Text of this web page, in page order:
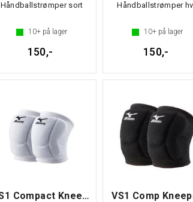
Håndballstrømper sort
10+ på lager
150,-
Håndballstrømper
10+ på lager
150,-
VS1 Compact Kneepad VS1 Comp